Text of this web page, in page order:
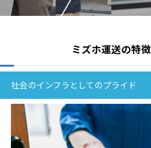
ミズホ運送の特徴
社会のインフラとしてのプライド